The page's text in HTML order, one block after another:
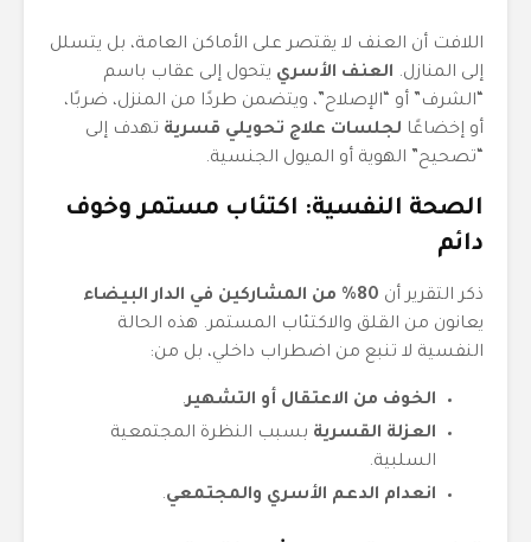
اللافت أن العنف لا يقتصر على الأماكن العامة، بل يتسلل
إلى المنازل. العنف الأسري يتحول إلى عقاب باسم
“الشرف” أو “الإصلاح”، ويتضمن طردًا من المنزل، ضربًا،
أو إخضاعًا لجلسات علاج تحويلي قسرية تهدف إلى
“تصحيح” الهوية أو الميول الجنسية.
الصحة النفسية: اكتئاب مستمر وخوف
دائم
ذكر التقرير أن 80% من المشاركين في الدار البيضاء
يعانون من القلق والاكتئاب المستمر. هذه الحالة
النفسية لا تنبع من اضطراب داخلي، بل من:
الخوف من الاعتقال أو التشهير.
العزلة القسرية بسبب النظرة المجتمعية
السلبية.
انعدام الدعم الأسري والمجتمعي.